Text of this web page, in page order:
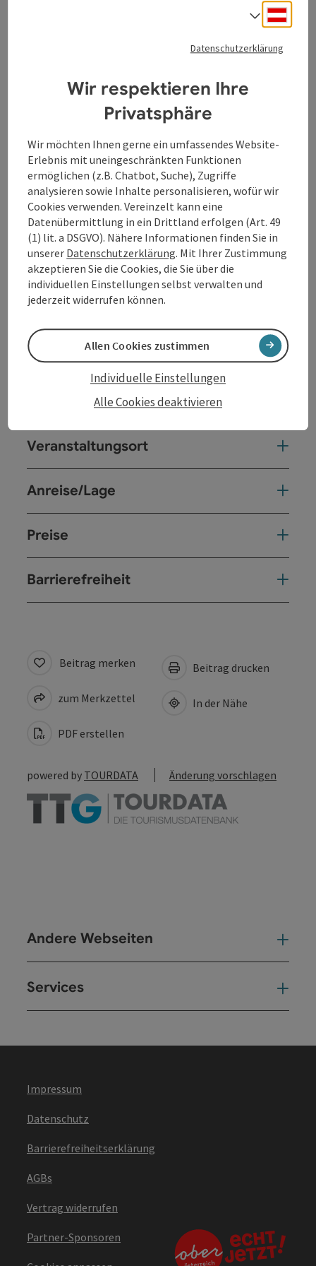
brachte eine mediterrane Note in ihr künstlerisches
Schaffen. Mit dem späteren Umzug nach Australien
Südhalbkugel verliehen ihrer Musik zusätzliche Tiefe
Die Rückkehr in ihre Heimatstadt Rosenheim im Jahr
2019 markierte schließlich einen entscheidenden
Wendepunkt für das Duo. Bekannt für ihre
unverwechselbaren Harmonien und ihre besondere
musikalische Verbindung, ziehen sie ihr Publikum
weltweit in den Bann. Mit jeder Note machen sie das
Alltägliche zu etwas Bleibendem. Eine Reise, die man
live erleben sollte.
Nach einem wegweisenden Jahr 2025 mit über 30.000
verkauften Tickets in Europa, Großbritannien und
Nordamerika kehren die Brüder 2026 mit neuen Songs
zurück, die ihre künstlerische Entwicklung hörbar
machen. Im Herbst gehen Amistat auf große
Europatour und geben dem Publikum erstmals die
Aktuelles Album: "What We Are" (EP, 2025), Nettwerk
Music Group
Veranstaltungsort
Anreise/Lage
Preise
Barrierefreiheit
Beitrag merken
zum Merkzettel
PDF erstellen
Beitrag drucken
In der Nähe
powered by TOURDATA Änderung vorschlagen
Andere Webseiten
Services
Impressum
Datenschutz
Barrierefreiheitserklärung
AGBs
Vertrag widerrufen
Partner-Sponsoren
Datenschutzerklärung
Wir respektieren Ihre
Privatsphäre
Wir möchten Ihnen gerne ein umfassendes Website-
Erlebnis mit uneingeschränkten Funktionen
ermöglichen (z.B. Chatbot, Suche), Zugriffe
analysieren sowie Inhalte personalisieren, wofür wir
Cookies verwenden. Vereinzelt kann eine
Datenübermittlung in ein Drittland erfolgen (Art. 49
(1) lit. a DSGVO). Nähere Informationen finden Sie in
unserer Datenschutzerklärung. Mit Ihrer Zustimmung
akzeptieren Sie die Cookies, die Sie über die
individuellen Einstellungen selbst verwalten und
jederzeit widerrufen können.
Alle Cookies deaktivieren
Individuelle Einstellungen
Allen Cookies zustimmen